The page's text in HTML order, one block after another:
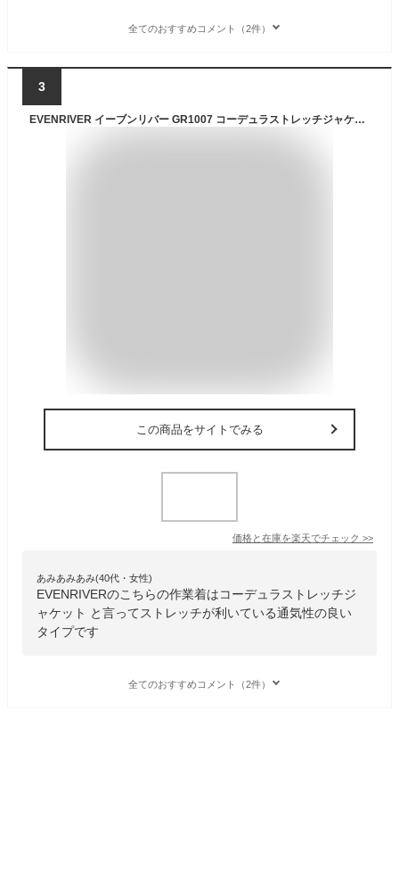
全てのおすすめコメント（2件）
3
EVENRIVER イーブンリバー GR1007 コーデュラストレッチジャケット 春夏用 作業着 作業服
この商品をサイトでみる
価格と在庫を楽天でチェック >>
あみあみあみ(40代・女性)
EVENRIVERのこちらの作業着はコーデュラストレッチジ
ャケット と言ってストレッチが利いている通気性の良い
タイプです
全てのおすすめコメント（2件）